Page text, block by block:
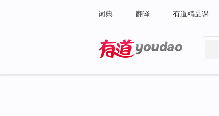
词典 翻译 有道精品课